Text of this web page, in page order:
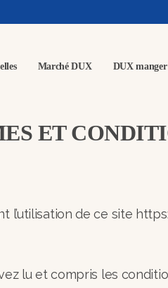
Marché DUX DUX
ET
de ce site
lu et compris les